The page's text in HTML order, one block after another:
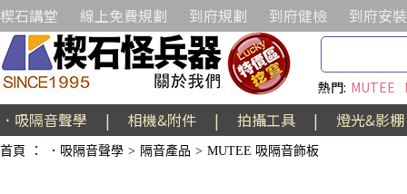
楔石講堂 線上免費規劃 到府規劃 到府健檢 到府安裝
熱門: MUTEE
．吸隔音聲學 | 相機&附件 | 拍攝工具 | 燈光&影棚
首頁 ： ．吸隔音聲學 > 隔音產品 > MUTEE 吸隔音飾板